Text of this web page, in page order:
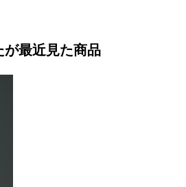
が最近見た商品